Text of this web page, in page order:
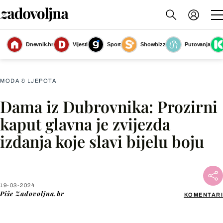
Dnevnik.hr Vijesti Sport Showbizz
Putovanja
Street style dame u bijelom iz Dubrovnika
(Foto: Tonci Plazibat/Cropix)
MODA & LJEPOTA
Dama iz Dubrovnika: Prozirni
kaput glavna je zvijezda
izdanja koje slavi bijelu boju
19-03-2024
Piše Zadovoljna.hr KOMENTARI
Facebook
X